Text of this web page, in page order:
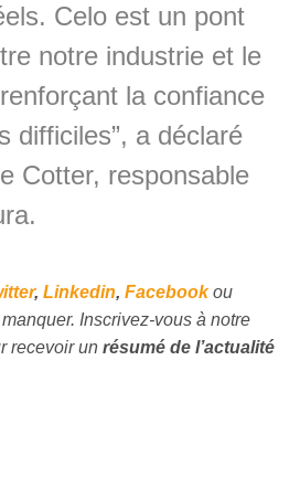
Celo est un pont
notre industrie et le
la confiance
difficiles”, a déclaré
Cotter, responsable
, Linkedin, Facebookou
Inscrivez-vous à notre
recevoir un résumé de l’actualité